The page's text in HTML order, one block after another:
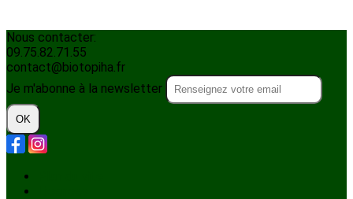
Nous contacter:
09.75.82.71.55
contact@biotopiha.fr
Je m'abonne à la newsletter
OK